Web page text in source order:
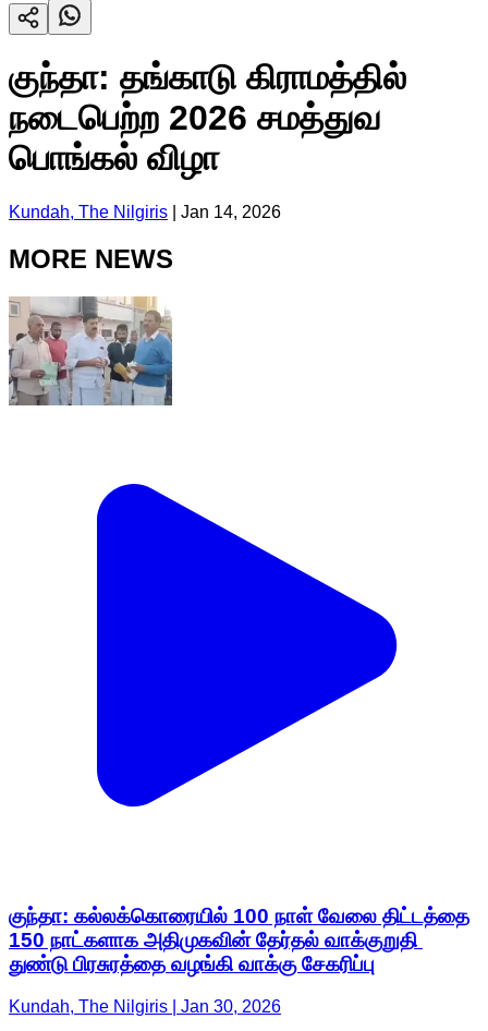
குந்தா: தங்காடு கிராமத்தில்
நடைபெற்ற 2026 சமத்துவ
பொங்கல் விழா
Kundah, The Nilgiris Jan 14, 2026
MORE NEWS
குந்தா: கல்லக்கொரையில் 100 நாள் வேலை திட்டத்தை
150 நாட்களாக அதிமுகவின் தேர்தல் வாக்குறுதி
துண்டு பிரசுரத்தை வழங்கி வாக்கு சேகரிப்பு
Kundah, The Nilgiris | Jan 30, 2026